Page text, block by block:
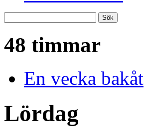
48 timmar
En vecka bakåt
Lördag